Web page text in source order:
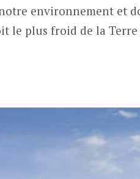
environnement et
le plus froid de la